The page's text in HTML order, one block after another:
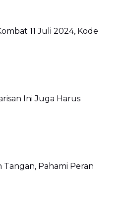
11 Juli 2024, Kode
Ini Juga Harus
Tangan, Pahami Peran